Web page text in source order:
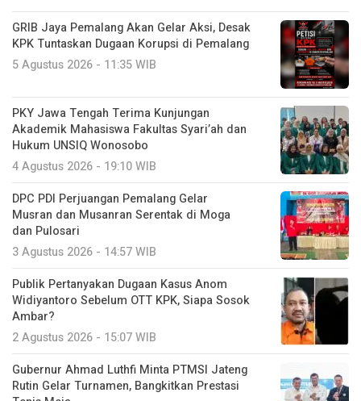
GRIB Jaya Pemalang Akan Gelar Aksi, Desak
KPK Tuntaskan Dugaan Korupsi di Pemalang
5 Agustus 2026 - 11:35 WIB
PKY Jawa Tengah Terima Kunjungan
Akademik Mahasiswa Fakultas Syari’ah dan
Hukum UNSIQ Wonosobo
4 Agustus 2026 - 19:10 WIB
DPC PDI Perjuangan Pemalang Gelar
Musran dan Musanran Serentak di Moga
dan Pulosari
3 Agustus 2026 - 14:57 WIB
Publik Pertanyakan Dugaan Kasus Anom
Widiyantoro Sebelum OTT KPK, Siapa Sosok
Ambar?
2 Agustus 2026 - 15:07 WIB
Gubernur Ahmad Luthfi Minta PTMSI Jateng
Rutin Gelar Turnamen, Bangkitkan Prestasi